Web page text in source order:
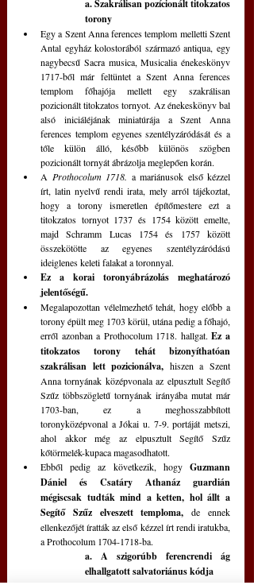
a. Szakrálisan pozícionált titokzatos
torony
Egy a Szent Anna ferences templom melletti Szent
Antal egyház kolostorából származó antiqua, egy
nagybecsű Sacra musica, Musicalia énekeskönyv
1717-ből már feltüntet a Szent Anna ferences
templom főhajója mellett egy szakrálisan
pozicionált titokzatos tornyot. Az énekeskönyv bal
alsó iniciáléjának miniatúrája a Szent Anna
ferences templom egyenes szentélyzáródását és a
tőle külön álló, később különös szögben
pozicionált tornyát ábrázolja meglepően korán.
A Prothocolum 1718. a mariánusok első kézzel
írt, latin nyelvű rendi irata, mely arról tájékoztat,
hogy a torony ismeretlen építőmestere ezt a
titokzatos tornyot 1737 és 1754 között emelte,
majd Schramm Lucas 1754 és 1757 között
összekötötte az egyenes szentélyzáródású
ideiglenes keleti falakat a toronnyal.
Ez a korai toronyábrázolás meghatározó
jelentőségű.
Megalapozottan vélelmezhető tehát, hogy előbb a
torony épült meg 1703 körül, utána pedig a főhajó,
erről azonban a Prothocolum 1718. hallgat. Ez a
titokzatos torony tehát bizonyíthatóan
szakrálisan lett pozicionálva, hiszen a Szent
Anna tornyának középvonala az elpusztult Segítő
Szűz többszögletű tornyának irányába mutat már
1703-ban, ez a meghosszabbított
toronyközépvonal a Jókai u. 7-9. portáját metszi,
ahol akkor még az elpusztult Segítő Szűz
kőtörmelék-kupaca magasodhatott.
Ebből pedig az következik, hogy Guzmann
Dániel és Csatáry Athanáz guardián
mégiscsak tudták mind a ketten, hol állt a
Segítő Szűz elveszett temploma, de ennek
ellenkezőjét íratták az első kézzel írt rendi iratukba,
a Prothocolum 1704-1718-ba.
a. A szigorúbb ferencrendi ág
elhallgatott salvatoriánus kódja